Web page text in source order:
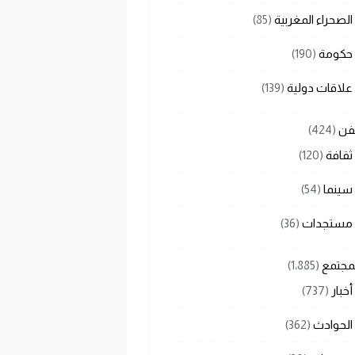
الصحراء المغربية (85)
حكومة (190)
علاقات دولية (139)
(424)
ثقافة (120)
سينما (54)
مستجدات (36)
(1٬885)
أخبار (737)
الحوادث (362)